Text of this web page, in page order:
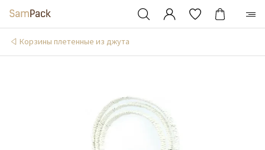
Корзины плетенные из джута